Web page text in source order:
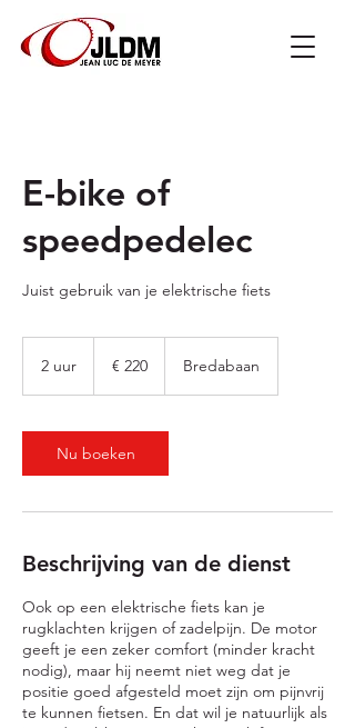
E-bike of
speedpedelec
Juist gebruik van je elektrische fiets
2 uur
r
€ 220 Bredabaan
Nu boeken
Beschrijving van de dienst
Ook op een elektrische fiets kan je
rugklachten krijgen of zadelpijn. De motor
geeft je een zeker comfort (minder kracht
nodig), maar hij neemt niet weg dat je
positie goed afgesteld moet zijn om pijnvrij
te kunnen fietsen. En dat wil je natuurlijk als